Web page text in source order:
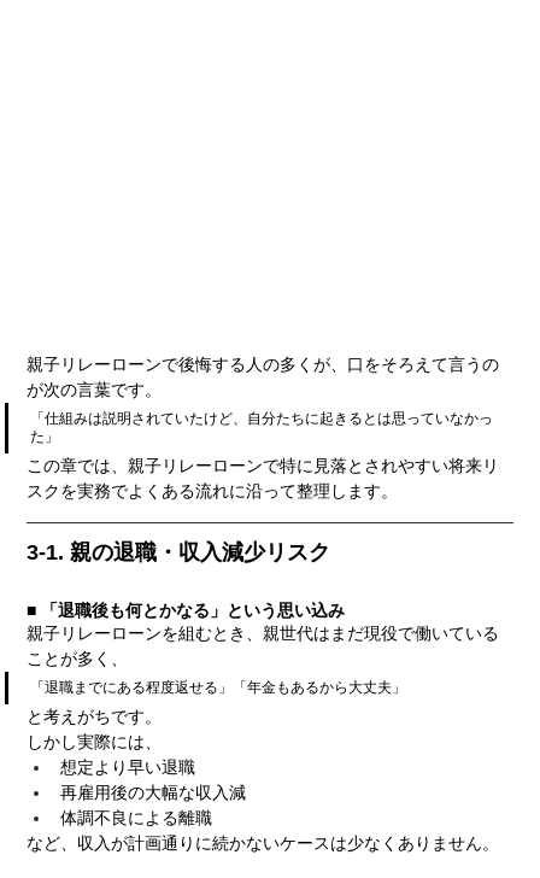
親子リレーローンで後悔する人の多くが、口をそろえて言うの
が次の言葉です。
「仕組みは説明されていたけど、自分たちに起きるとは思っていなかっ
た」
この章では、親子リレーローンで特に見落とされやすい将来リ
スクを実務でよくある流れに沿って整理します。
3-1. 親の退職・収入減少リスク
■ 「退職後も何とかなる」という思い込み
親子リレーローンを組むとき、親世代はまだ現役で働いている
ことが多く、
「退職までにある程度返せる」「年金もあるから大丈夫」
と考えがちです。
しかし実際には、
想定より早い退職
再雇用後の大幅な収入減
体調不良による離職
など、収入が計画通りに続かないケースは少なくありません。